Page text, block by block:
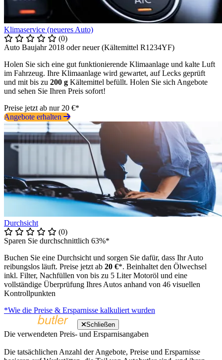
Klimaservice (neueres Auto)
(0)
Auto Baujahr 2018 oder neuer (Kältemittel R1234YF)
Holen Sie sich eine gut funktionierende Klimaanlage und kalte Luft
im Fahrzeug. Ihre Klimaanlage wird gewartet, auf Lecks geprüft
und mit bis zu 200 g Kältemittel befüllt. Holen Sie sich Angebote
und sehen Sie Ihren Preis sofort!
Preise jetzt ab nur 20 €*
Angebote erhalten
Durchsicht
(0)
Sparen Sie durchschnittlich 63%*
Buchen Sie eine Durchsicht und sorgen Sie dafür, dass Ihr Auto
reibungslos läuft. Preise jetzt ab 20 €*. Beinhaltet den Ölwechsel
inkl. Filter, Nachfüllen von bis zu 5 Liter Motoröl und eine
vollständige Überprüfung Ihres Autos anhand von 46 visuellen
Kontrollpunkten
*Wie die Preise & Ersparnisse kalkuliert wurden
Schließen
Die verwendeten Preis- und Ersparnisangaben
Die tatsächlichen Anzahl der Angebote, Preise und Ersparnisse